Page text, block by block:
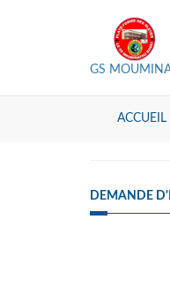
GS
ACCUEIL
DEMANDE